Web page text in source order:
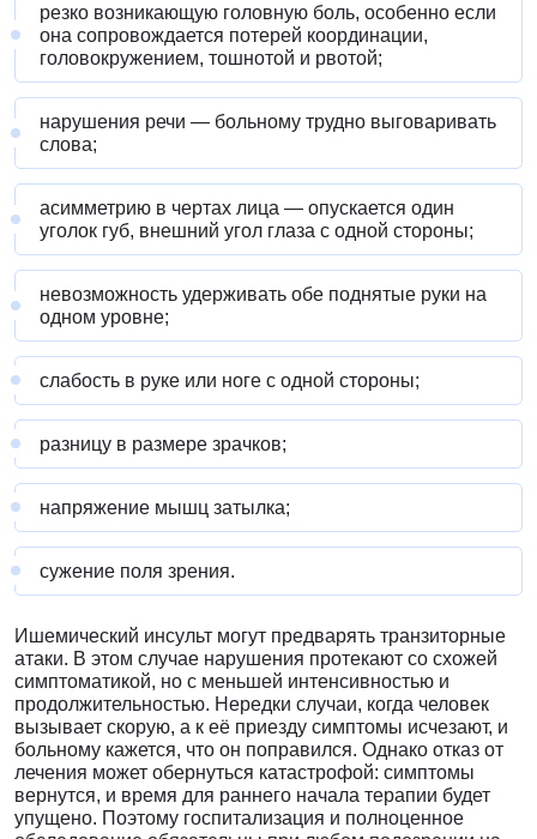
резко возникающую головную боль, особенно если
она сопровождается потерей координации,
головокружением, тошнотой и рвотой;
нарушения речи — больному трудно выговаривать
слова;
асимметрию в чертах лица — опускается один
уголок губ, внешний угол глаза с одной стороны;
невозможность удерживать обе поднятые руки на
одном уровне;
слабость в руке или ноге с одной стороны;
разницу в размере зрачков;
напряжение мышц затылка;
сужение поля зрения.
Ишемический инсульт могут предварять транзиторные
атаки. В этом случае нарушения протекают со схожей
симптоматикой, но с меньшей интенсивностью и
продолжительностью. Нередки случаи, когда человек
вызывает скорую, а к её приезду симптомы исчезают, и
больному кажется, что он поправился. Однако отказ от
лечения может обернуться катастрофой: симптомы
вернутся, и время для раннего начала терапии будет
упущено. Поэтому госпитализация и полноценное